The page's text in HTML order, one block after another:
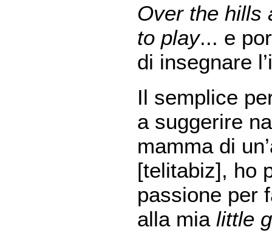
Over the hills
to play... e
di insegnare
Il semplice
a suggerire
mamma di
[telitabiz], ho
passione per
alla mia little